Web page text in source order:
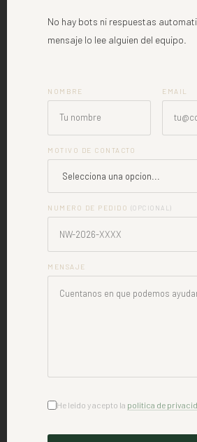
No hay bots ni respuestas
mensaje lo lee alguien del equipo.
NOMBRE EMAIL
MOTIVO DE CONTACTO
NUMERO DE PEDIDO (OPCIONAL)
MENSAJE
He leido y acepto la politica de